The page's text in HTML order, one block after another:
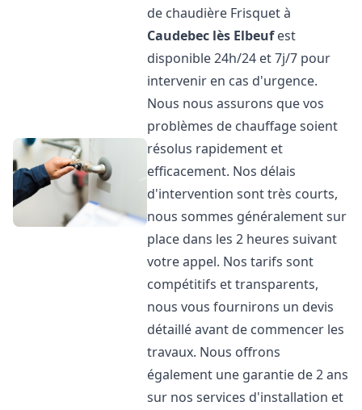
de chaudière Frisquet à
Caudebec lès Elbeufest
disponible 24h/24 et 7j/7 pour
intervenir en cas d'urgence.
Nous nous assurons que vos
problèmes de chauffage soient
résolus rapidement et
efficacement. Nos délais
d'intervention sont très courts,
nous sommes généralement sur
place dans les 2 heures suivant
votre appel. Nos tarifs sont
compétitifs et transparents,
nous vous fournirons un devis
détaillé avant de commencer les
travaux. Nous offrons
également une garantie de 2 ans
sur nos services d'installation et